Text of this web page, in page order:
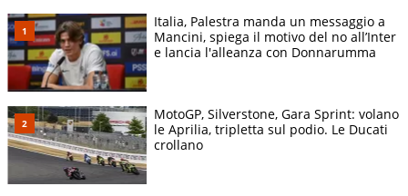
Italia, Palestra manda un messaggio a
Mancini, spiega il motivo del no all’Inter
e lancia l'alleanza con Donnarumma
MotoGP, Silverstone, Gara Sprint: volano
le Aprilia, tripletta sul podio. Le Ducati
crollano